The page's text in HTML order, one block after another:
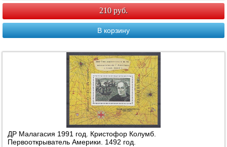
210 руб.
В корзину
ДР Малагасия 1991 год. Кристофор Колумб.
Первооткрыватель Америки. 1492 год.